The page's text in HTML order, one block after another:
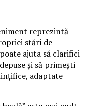
reprezintă
stări de
ajuta să clarifici
și să primești
adaptate